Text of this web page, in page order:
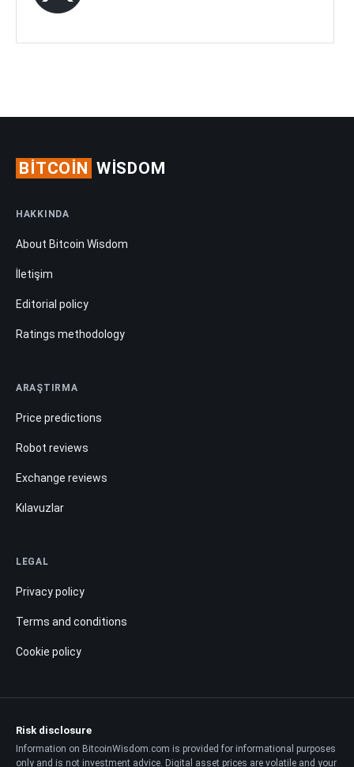
BITCOIN WISDOM
HAKKINDA
About Bitcoin Wisdom
İletişim
Editorial policy
Ratings methodology
ARAŞTIRMA
Price predictions
Robot reviews
Exchange reviews
Kılavuzlar
LEGAL
Privacy policy
Terms and conditions
Cookie policy
Risk disclosure
Information on BitcoinWisdom.com is provided for informational purposes
only and is not investment advice. Digital asset prices are volatile and your